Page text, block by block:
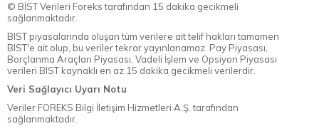
© BİST Verileri Foreks tarafından 15 dakika gecikmeli
sağlanmaktadır.
BIST piyasalarında oluşan tüm verilere ait telif hakları tamamen
BIST'e ait olup, bu veriler tekrar yayınlanamaz. Pay Piyasası,
Borçlanma Araçları Piyasası, Vadeli İşlem ve Opsiyon Piyasası
verileri BIST kaynaklı en az 15 dakika gecikmeli verilerdir.
Veri Sağlayıcı Uyarı Notu
Veriler FOREKS Bilgi İletişim Hizmetleri A.Ş. tarafından
sağlanmaktadır.